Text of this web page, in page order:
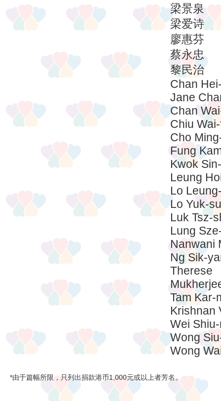
梁景泉
梁爱诗
廖惠芬
蔡永忠
黎民治
Chan
Jane
Chan
Chiu
Cho
Fung
Kwok
Leung
Lo
Lo Yuk-
Luk Tsz-
Lung
Nanwani
Ng Sik-
Therese
Tam Kar-
Krishnan
Wei
Wong
Wong
*由于篇幅所限，只列出捐款港币1,000元或以上者芳名。